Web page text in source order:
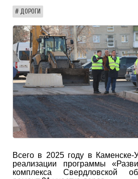
ДОРОГИ
Всего в 2025 году в Каменске-
реализации программы
комплекса Свердловской